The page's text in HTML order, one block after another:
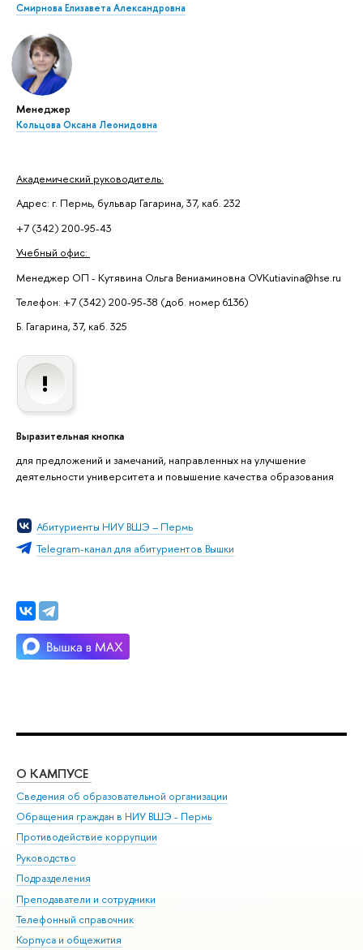
Смирнова Елизавета Александровна
Менеджер
Кольцова Оксана Леонидовна
Академический руководитель:
Адрес: г. Пермь, бульвар Гагарина, 37, каб. 232
+7 (342) 200-95-43
Учебный офис:
Менеджер ОП - Кутявина Ольга Вениаминовна OVKutiavina@hse.ru
Телефон: +7 (342) 200-95-38 (доб. номер 6136)
Б. Гагарина, 37, каб. 325
Выразительная кнопка
для предложений и замечаний, направленных на улучшение
деятельности университета и повышение качества образования
Абитуриенты НИУ ВШЭ – Пермь
Telegram-канал для абитуриентов Вышки
О КАМПУСЕ
Сведения об образовательной организации
Обращения граждан в НИУ ВШЭ - Пермь
Противодействие коррупции
Руководство
Подразделения
Преподаватели и сотрудники
Телефонный справочник
Корпуса и общежития